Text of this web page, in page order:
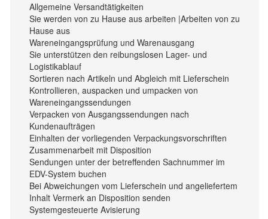
Allgemeine Versandtätigkeiten
Sie werden von zu Hause aus arbeiten |Arbeiten von zu
Hause aus
Wareneingangsprüfung und Warenausgang
Sie unterstützen den reibungslosen Lager- und
Logistikablauf
Sortieren nach Artikeln und Abgleich mit Lieferschein
Kontrollieren, auspacken und umpacken von
Wareneingangssendungen
Verpacken von Ausgangssendungen nach
Kundenaufträgen
Einhalten der vorliegenden Verpackungsvorschriften
Zusammenarbeit mit Disposition
Sendungen unter der betreffenden Sachnummer im
EDV-System buchen
Bei Abweichungen vom Lieferschein und angeliefertem
Inhalt Vermerk an Disposition senden
Systemgesteuerte Avisierung